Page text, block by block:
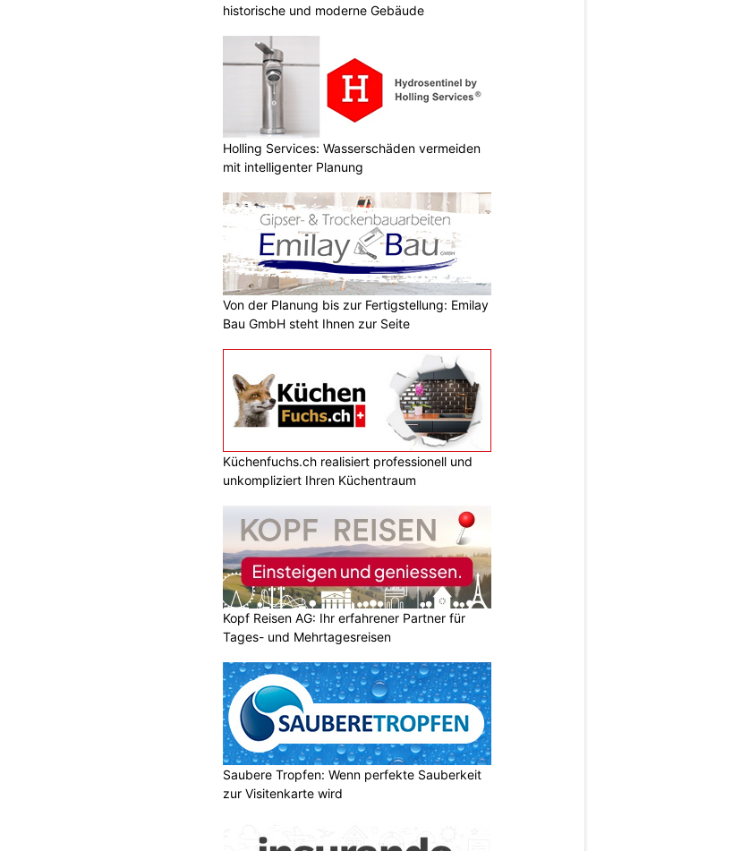
historische und moderne Gebäude
Holling Services: Wasserschäden vermeiden
mit intelligenter Planung
Von der Planung bis zur Fertigstellung: Emilay
Bau GmbH steht Ihnen zur Seite
Küchenfuchs.ch realisiert professionell und
unkompliziert Ihren Küchentraum
Kopf Reisen AG: Ihr erfahrener Partner für
Tages- und Mehrtagesreisen
Saubere Tropfen: Wenn perfekte Sauberkeit
zur Visitenkarte wird